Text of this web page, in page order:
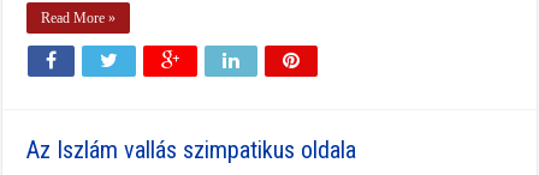
Read More »
Az Iszlám vallás szimpatikus oldala